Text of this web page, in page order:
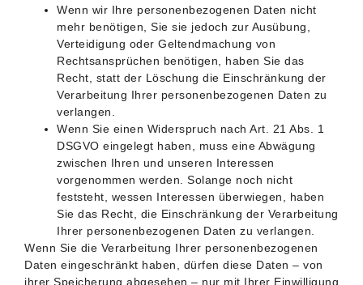
Wenn wir Ihre personenbezogenen Daten nicht
mehr benötigen, Sie sie jedoch zur Ausübung,
Verteidigung oder Geltendmachung von
Rechtsansprüchen benötigen, haben Sie das
Recht, statt der Löschung die Einschränkung der
Verarbeitung Ihrer personenbezogenen Daten zu
verlangen.
Wenn Sie einen Widerspruch nach Art. 21 Abs. 1
DSGVO eingelegt haben, muss eine Abwägung
zwischen Ihren und unseren Interessen
vorgenommen werden. Solange noch nicht
feststeht, wessen Interessen überwiegen, haben
Sie das Recht, die Einschränkung der Verarbeitung
Ihrer personenbezogenen Daten zu verlangen.
Wenn Sie die Verarbeitung Ihrer personenbezogenen
Daten eingeschränkt haben, dürfen diese Daten – von
ihrer Speicherung abgesehen – nur mit Ihrer Einwilligung